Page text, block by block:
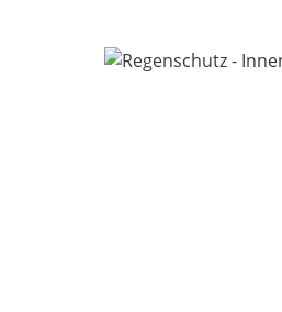
Bildergalerie überspringen